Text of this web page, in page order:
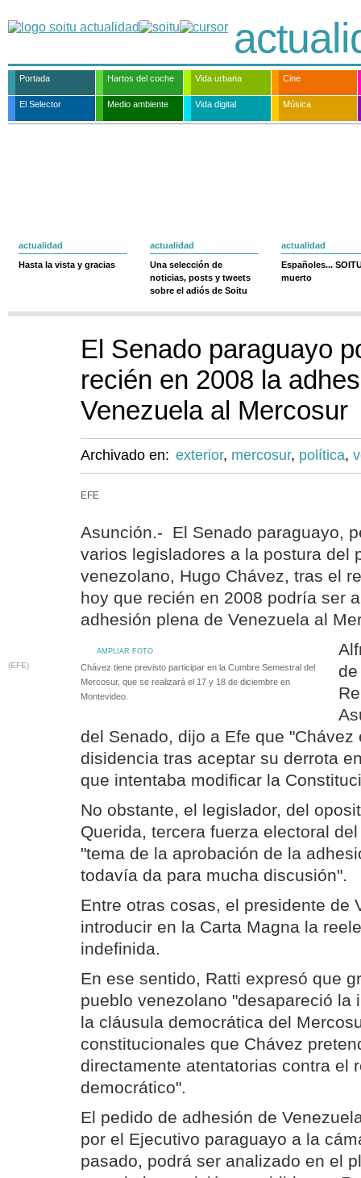
Portada Hartos del coche Vida urbana Cine
El Selector Medio ambiente Vida digital Música
actualidad
Hasta la vista y gracias
actualidad
Una selección de
noticias, posts y tweets
sobre el adiós de Soitu
actualidad
Españoles...
muerto
El Senado paraguayo
recién en 2008 la
Venezuela al Mercosur
Archivado en: exterior, mercosur, política,
EFE
Asunción.- El Senado paraguayo,
varios legisladores a la postura del
venezolano, Hugo Chávez, tras el
hoy que recién en 2008 podría ser
adhesión plena de Venezuela al
AMPLIAR FOTO
(EFE)
Chávez tiene previsto participar en la Cumbre Semestral del
Mercosur, que se realizará el 17 y 18 de diciembre en
Montevideo.
del Senado, dijo a Efe que "Chávez
disidencia tras aceptar su derrota
que intentaba modificar la
No obstante, el legislador, del
Querida, tercera fuerza electoral
"tema de la aprobación de la
todavía da para mucha discusión".
Entre otras cosas, el presidente de
introducir en la Carta Magna la
indefinida.
En ese sentido, Ratti expresó que
pueblo venezolano "desapareció la
la cláusula democrática del
constitucionales que Chávez
directamente atentatorias contra el
democrático".
El pedido de adhesión de
por el Ejecutivo paraguayo a la
pasado, podrá ser analizado en el